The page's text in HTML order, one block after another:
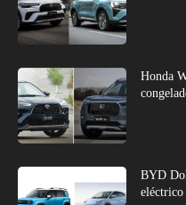
Honda
BYD
eléctrico